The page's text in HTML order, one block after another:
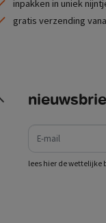
inpakken in uniek
gratis verzending
e-mail
lees hier de wettelijke